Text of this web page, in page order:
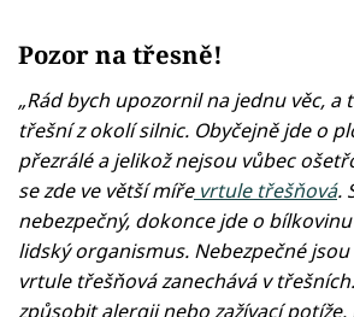
Pozor na třesně!
„Rád bych upozornil na jednu věc, a
třešní z okolí silnic. Obyčejně jde o
přezrálé a jelikož nejsou vůbec
se zde ve větší mířevrtule třešňová.
nebezpečný, dokonce jde o
lidský organismus. Nebezpečné
vrtule třešňová zanechává v
způsobit alergii nebo zažívací